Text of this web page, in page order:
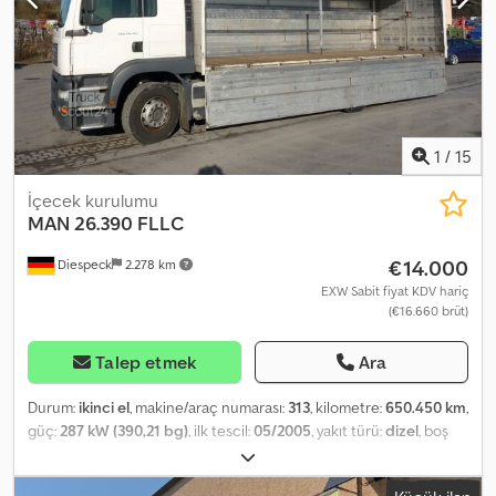
swinging wall box body Roof cover Dautel fold-under tail lift, type
DLB1500-44VR/2411U Dedpfx Abjinl I Djfjwa 2 bunk beds Sun visor
Load securing certificate Subject to errors
1 / 15
Diespeck 2.278 km
İçecek kurulumu
MAN 26.390 FLLC
€14.000
EXW Sabit fiyat KDV hariç
(€16.660 brüt)
Talep etmek Ara
Durum: ikinci el, makine/araç numarası: 313, kilometre:650.450 km,
güç:287 kW (390,21 bg), ilk tescil:05/2005, yakıt türü:dizel, boş
, azami yük ağırlığı:
26.000 kg, lastik boyutu:315/80 r22,5, dingil konfigürasyonu:3